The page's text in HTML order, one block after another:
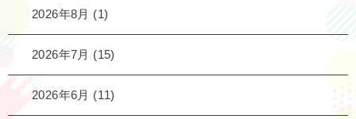
2026年8月 (1)
2026年7月 (15)
2026年6月 (11)